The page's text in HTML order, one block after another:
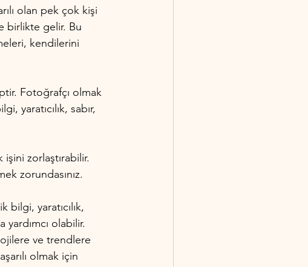
olan pek çok kişi
birlikte gelir. Bu
kendilerini
Fotoğrafçı olmak
yaratıcılık, sabır,
zorlaştırabilir.
zorundasınız.
yaratıcılık,
yardımcı olabilir.
ve trendlere
olmak için